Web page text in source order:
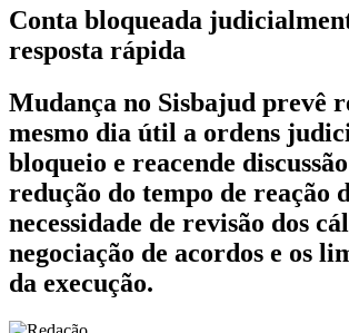
Conta bloqueada
resposta rápida
Mudança no Sisbajud prevê
mesmo dia útil a ordens
bloqueio e reacende
redução do tempo de reação
necessidade de revisão dos
negociação de acordos e os
da execução.